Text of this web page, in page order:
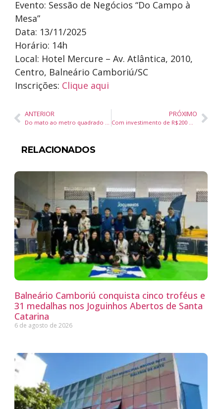
Evento: Sessão de Negócios “Do Campo à
Mesa”
Data: 13/11/2025
Horário: 14h
Local: Hotel Mercure – Av. Atlântica, 2010,
Centro, Balneário Camboriú/SC
Inscrições: Clique aqui
ANTERIOR
Do mato ao metro quadrado mais caro do Brasil: o poder da acupuntura urbana
PRÓXIMO
Com investimento de R$200 milhões, Porto Belo ganhará o maior complexo hospitalar da Costa Esmeralda
RELACIONADOS
Balneário Camboriú conquista cinco troféus e
31 medalhas nos Joguinhos Abertos de Santa
Catarina
6 de agosto de 2026